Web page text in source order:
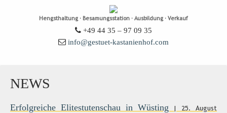
Hengsthaltung · Besamungsstation · Ausbildung · Verkauf
+49 44 35 – 97 09 35
info@gestuet-kastanienhof.com
NEWS
Erfolgreiche Elitestutenschau in Wüsting
| 25. August